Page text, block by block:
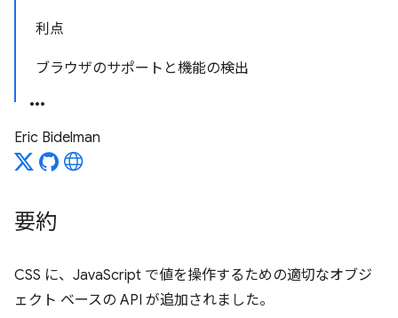
利点
ブラウザのサポートと機能の検出
Eric Bidelman
要約
CSS に、JavaScript で値を操作するための適切なオブジ
ェクト ベースの API が追加されました。